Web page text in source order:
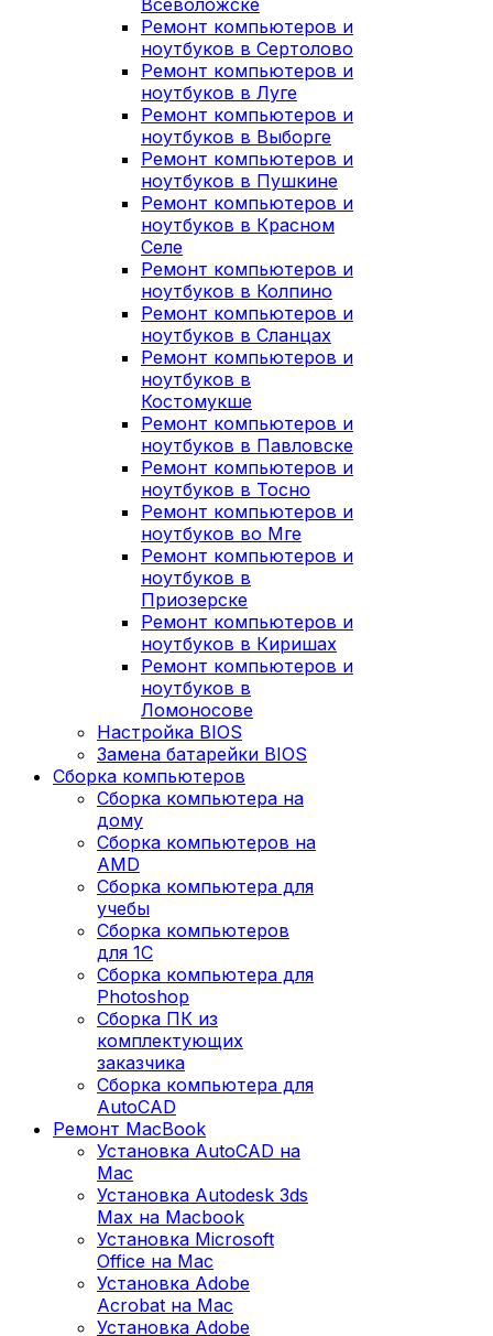
Всеволожске
Ремонт компьютеров и
ноутбуков в Сертолово
Ремонт компьютеров и
ноутбуков в Луге
Ремонт компьютеров и
ноутбуков в Выборге
Ремонт компьютеров и
ноутбуков в Пушкине
Ремонт компьютеров и
ноутбуков в Красном
Селе
Ремонт компьютеров и
ноутбуков в Колпино
Ремонт компьютеров и
ноутбуков в Сланцах
Ремонт компьютеров и
ноутбуков в
Костомукше
Ремонт компьютеров и
ноутбуков в Павловске
Ремонт компьютеров и
ноутбуков в Тосно
Ремонт компьютеров и
ноутбуков во Мге
Ремонт компьютеров и
ноутбуков в
Приозерске
Ремонт компьютеров и
ноутбуков в Киришах
Ремонт компьютеров и
ноутбуков в
Ломоносове
Настройка BIOS
Замена батарейки BIOS
Сборка компьютеров
Сборка компьютера на
дому
Сборка компьютеров на
AMD
Сборка компьютера для
учебы
Сборка компьютеров
для 1С
Сборка компьютера для
Photoshop
Сборка ПК из
комплектующих
заказчика
Сборка компьютера для
AutoCAD
Ремонт MacBook
Установка AutoCAD на
Mac
Установка Autodesk 3ds
Max на Macbook
Установка Microsoft
Office на Mac
Установка Adobe
Acrobat на Mac
Установка Adobe